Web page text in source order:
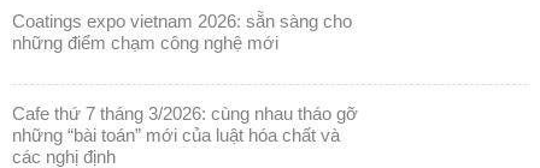
coatings expo vietnam 2026: sẵn sàng cho
những điểm chạm công nghệ mới
cafe thứ 7 tháng 3/2026: cùng nhau tháo gỡ
những “bài toán” mới của luật hóa chất và
các nghị định